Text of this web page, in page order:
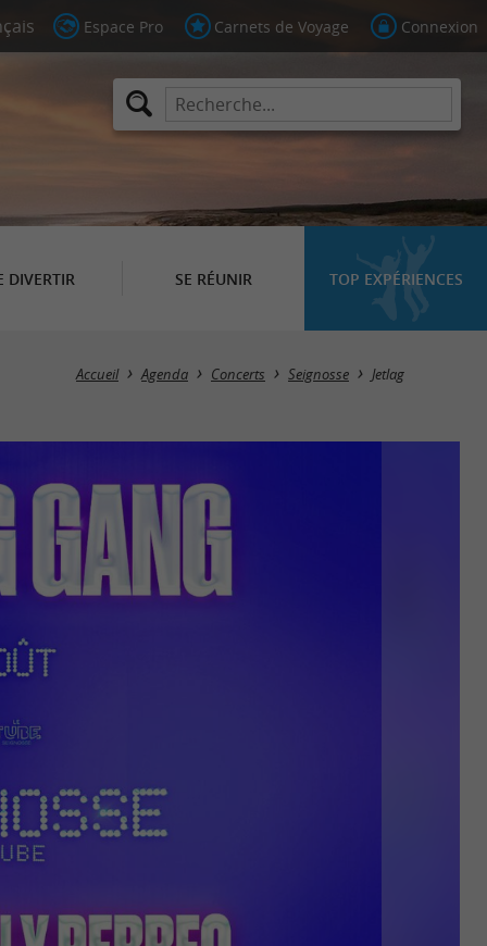
Espace Pro Carnets de Voyage Connexion
DIVERTIR SE RÉUNIR TOP EXPÉRIENCES
Accueil Agenda Concerts Seignosse Jetlag